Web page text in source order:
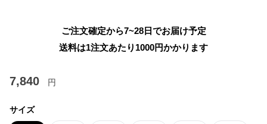
ご注文確定から7~28日でお届け予定
送料は1注文あたり 1000円かかります
7,840 円
サイズ